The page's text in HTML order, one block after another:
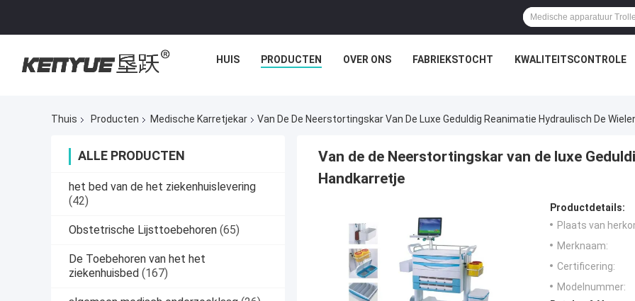
HUIS PRODUCTEN OVER ONS FABRIEKSTOCHT KWALITEITSCONTROLE
Thuis Producten Medische Karretjekar Van De De Neerstortingskar Van De Luxe Geduldig Reanimatie Hydraulisch De
ALLE PRODUCTEN
het bed van de het ziekenhuislevering
(42)
Obstetrische Lijsttoebehoren (65)
De Toebehoren van het het
ziekenhuisbed (167)
Van de de Neerstortingskar van de luxe
Handkarretje
Productdetails:
Plaats van
Merknaam:
Certificering:
Modelnummer: